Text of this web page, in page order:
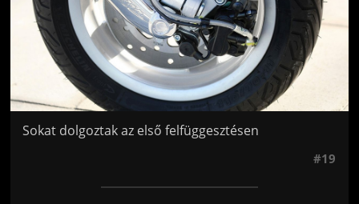
Sokat dolgoztak az első felfüggesztésen
#19